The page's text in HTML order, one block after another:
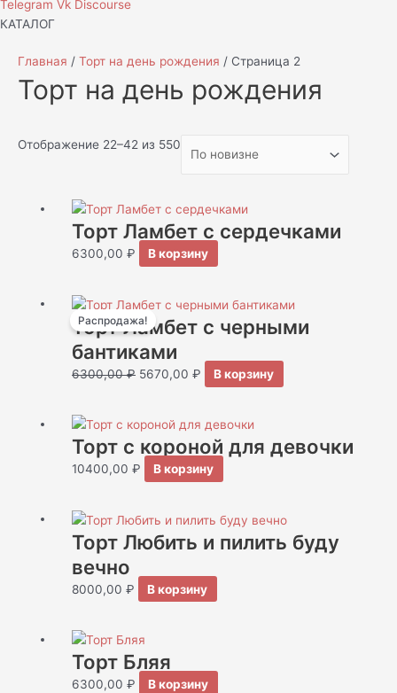
Telegram Vk Discourse
КАТАЛОГ
Главная / Торт на день рождения / Страница 2
Торт на день рождения
Отображение 22–42 из 550
Торт Ламбет с сердечками
6300,00₽ В корзину
Распродажа!
Торт Ламбет с черными
бантиками
6300,00₽
Первоначальная
цена
6300,00 ₽.
5670,00₽
Текущая
цена:
5670,00 ₽.
В корзину
Торт с короной для девочки
10400,00₽ В корзину
Торт Любить и пилить буду
вечно
8000,00₽ В корзину
Торт Бляя
6300,00₽ В корзину